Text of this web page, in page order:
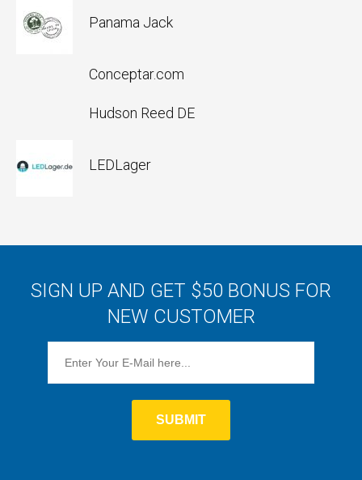
Panama Jack
Conceptar.com
Hudson Reed DE
LEDLager
SIGN UP AND GET $50 BONUS FOR
NEW CUSTOMER